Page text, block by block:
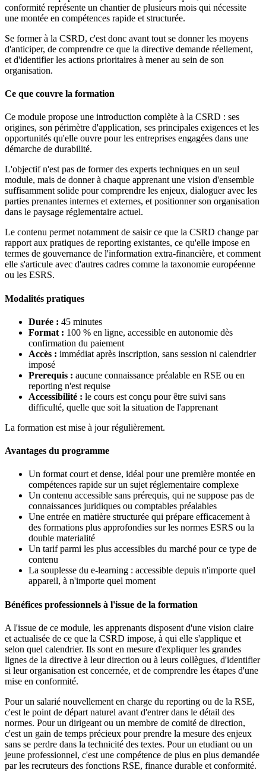
conformité représente un chantier de plusieurs mois qui nécessite
une montée en compétences rapide et structurée.
Se former à la CSRD, c'est donc avant tout se donner les moyens
d'anticiper, de comprendre ce que la directive demande réellement,
et d'identifier les actions prioritaires à mener au sein de son
organisation.
Ce que couvre la formation
Ce module propose une introduction complète à la CSRD : ses
origines, son périmètre d'application, ses principales exigences et les
opportunités qu'elle ouvre pour les entreprises engagées dans une
démarche de durabilité.
L'objectif n'est pas de former des experts techniques en un seul
module, mais de donner à chaque apprenant une vision d'ensemble
suffisamment solide pour comprendre les enjeux, dialoguer avec les
parties prenantes internes et externes, et positionner son organisation
dans le paysage réglementaire actuel.
Le contenu permet notamment de saisir ce que la CSRD change par
rapport aux pratiques de reporting existantes, ce qu'elle impose en
termes de gouvernance de l'information extra-financière, et comment
elle s'articule avec d'autres cadres comme la taxonomie européenne
ou les ESRS.
Modalités pratiques
Durée : 45 minutes
Format : 100 % en ligne, accessible en autonomie dès
confirmation du paiement
Accès : immédiat après inscription, sans session ni calendrier
imposé
Prerequis : aucune connaissance préalable en RSE ou en
reporting n'est requise
Accessibilité : le cours est conçu pour être suivi sans
difficulté, quelle que soit la situation de l'apprenant
La formation est mise à jour régulièrement.
Avantages du programme
Un format court et dense, idéal pour une première montée en
compétences rapide sur un sujet réglementaire complexe
Un contenu accessible sans prérequis, qui ne suppose pas de
connaissances juridiques ou comptables préalables
Une entrée en matière structurée qui prépare efficacement à
des formations plus approfondies sur les normes ESRS ou la
double materialité
Un tarif parmi les plus accessibles du marché pour ce type de
contenu
La souplesse du e-learning : accessible depuis n'importe quel
appareil, à n'importe quel moment
Bénéfices professionnels à l'issue de la formation
A l'issue de ce module, les apprenants disposent d'une vision claire
et actualisée de ce que la CSRD impose, à qui elle s'applique et
selon quel calendrier. Ils sont en mesure d'expliquer les grandes
lignes de la directive à leur direction ou à leurs collègues, d'identifier
si leur organisation est concernée, et de comprendre les étapes d'une
mise en conformité.
Pour un salarié nouvellement en charge du reporting ou de la RSE,
c'est le point de départ naturel avant d'entrer dans le détail des
normes. Pour un dirigeant ou un membre de comité de direction,
c'est un gain de temps précieux pour prendre la mesure des enjeux
sans se perdre dans la technicité des textes. Pour un etudiant ou un
jeune professionnel, c'est une compétence de plus en plus demandée
par les recruteurs des fonctions RSE, finance durable et conformité.